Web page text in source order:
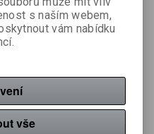
stůl Leitz Ergo – 80 x 60
cm / bílá
Výrobce:Leitz
Katalogové číslo:
s naším webem,
vám nabídku
vše